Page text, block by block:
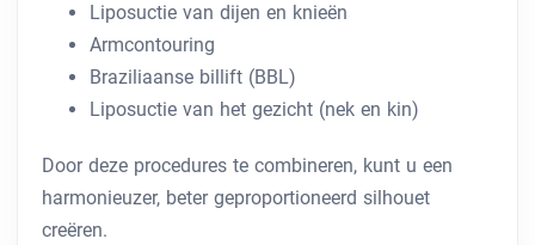
Liposuctie van dijen en knieën
Armcontouring
Braziliaanse billift (BBL)
Liposuctie van het gezicht (nek en kin)
Door deze procedures te combineren, kunt u een
harmonieuzer, beter geproportioneerd silhouet
creëren.